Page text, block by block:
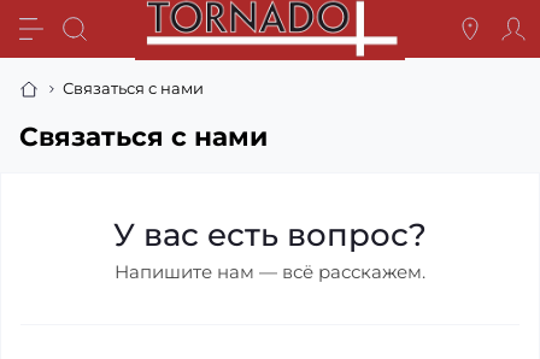
Связаться с нами
Связаться с нами
У вас есть вопрос?
Напишите нам — всё расскажем.